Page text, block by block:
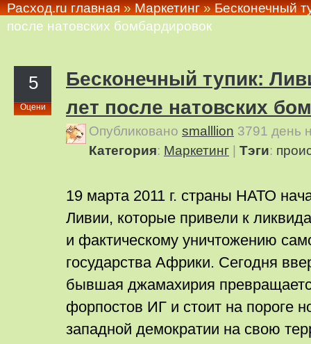
Расход.ru главная»Маркетинг»Бесконечный
после натовских бомбардировок
5
Оцени
Бесконечный тупик:
лет после натовских
Опубликовано smalllion 3791 день
Категория: Маркетинг Тэги:
19 марта 2011 г. страны НАТО
Ливии, которые привели к
и фактическому уничтожению
государства Африки. Сегодня
бывшая джамахирия
форпостов ИГ и стоит на пороге
западной демократии на свою